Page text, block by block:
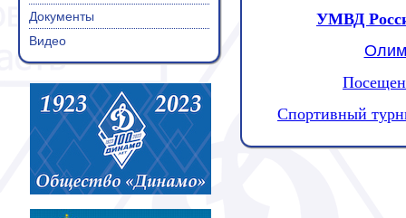
Документы
Видео
УМВД
Спортивный